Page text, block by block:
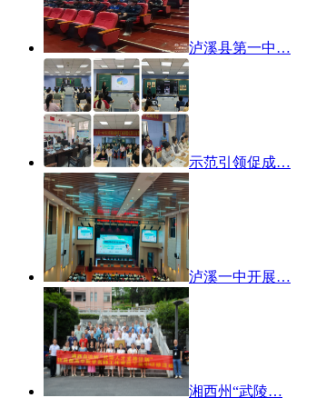
泸溪县第一中…
示范引领促成…
泸溪一中开展…
湘西州“武陵…